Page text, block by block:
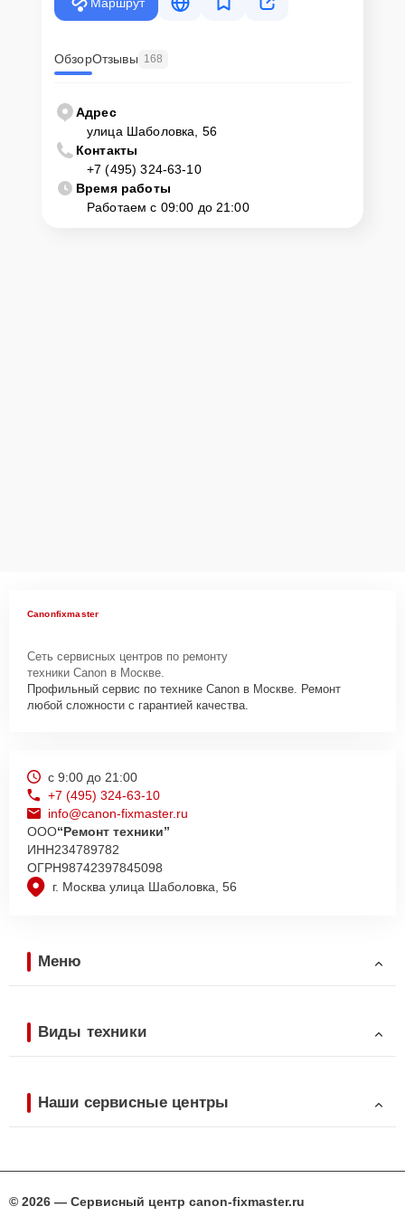
ОбзорОтзывы 168
Адрес
улица Шаболовка, 56
Контакты
+7 (495) 324-63-10
Время работы
Работаем с 09:00 до 21:00
Canonfixmaster
Сеть сервисных центров по ремонту
техники Canon в Москве.
Профильный сервис по технике Canon в Москве. Ремонт
любой сложности с гарантией качества.
г. Москва улица Шаболовка, 56
с 9:00 до 21:00
+7 (495) 324-63-10
info@canon-fixmaster.ru
ООО“Ремонт техники”
ИНН234789782
ОГРН98742397845098
Меню
Виды техники
Наши сервисные центры
© 2026 — Сервисный центр canon-fixmaster.ru